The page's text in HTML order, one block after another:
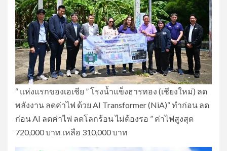
“ แห่งแรกของเอเชีย ” โรงน้ำแข็งธารทอง (เชียงใหม่) ลด
พลังงาน ลดค่าไฟ ด้วย AI Transformer (NiA)“ ทำก่อน ลด
ก่อน AI ลดค่าไฟ ลดโลกร้อน ไม่ต้องรอ ” ค่าไฟสูงสุด
720,000 บาท เหลือ 310,000 บาท